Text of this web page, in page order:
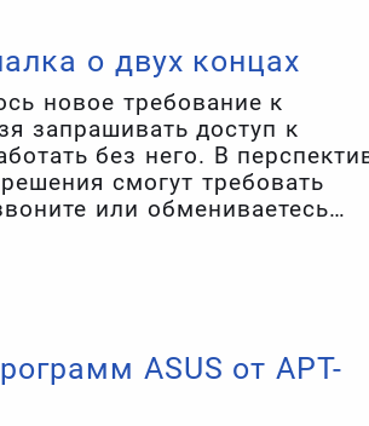
о двух концах
новое требование к
запрашивать доступ к
без него. В
смогут требовать
или обмениваетесь
довольно обширный
ASUS от APT-